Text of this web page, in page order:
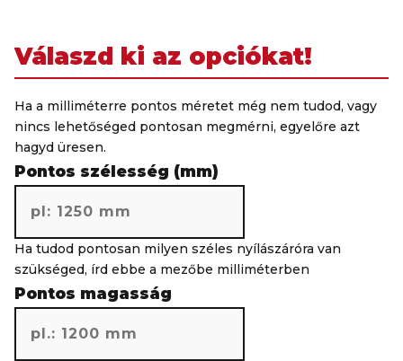
Válaszd ki az opciókat!
Ha a milliméterre pontos méretet még nem tudod, vagy
nincs lehetőséged pontosan megmérni, egyelőre azt
hagyd üresen.
Pontos szélesség (mm)
Ha tudod pontosan milyen széles nyílászáróra van
szükséged, írd ebbe a mezőbe milliméterben
Pontos magasság